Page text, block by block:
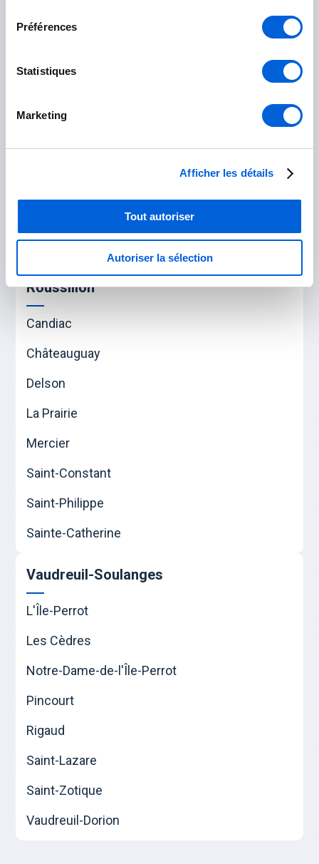
Préférences
Statistiques
Marketing
Afficher les détails
Tout autoriser
Autoriser la sélection
Saint-Bruno-de-Montarville
Saint-Lambert
Saint-Césaire
Saint-Mathias-sur-Richelieu
Roussillon
Candiac
Châteauguay
Delson
La Prairie
Mercier
Saint-Constant
Saint-Philippe
Sainte-Catherine
Vaudreuil-Soulanges
L'Île-Perrot
Les Cèdres
Notre-Dame-de-l'Île-Perrot
Pincourt
Rigaud
Saint-Lazare
Saint-Zotique
Vaudreuil-Dorion